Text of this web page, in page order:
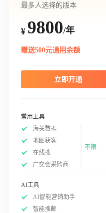
最多人选择的版本
¥ 9800/年
赠送500元通用余额
立即开通
常用工具
海关数据
地图获客
在线搜
广交会采购商
不限
AI工具
AI智能营销助手
智能搜邮